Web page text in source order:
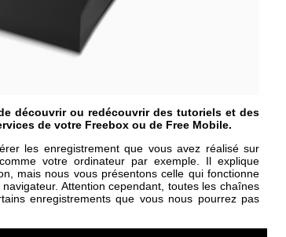
découvrir ou redécouvrir des tutoriels et des
de votre Freebox ou de Free Mobile.
les enregistrement que vous avez réalisé sur
votre ordinateur par exemple. Il explique
mais nous vous présentons celle qui fonctionne
Attention cependant, toutes les chaînes
enregistrements que vous nous pourrez pas